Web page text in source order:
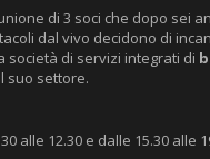
di 3 soci che dopo sei
dal vivo decidono di
di servizi integrati di
suo settore.
alle 12.30 e dalle 15.30 alle